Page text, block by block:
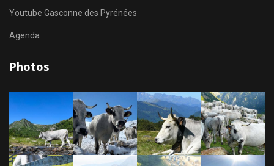
Youtube Gasconne des Pyrénées
Agenda
Photos